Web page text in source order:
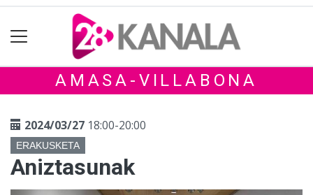
AMASA-VILLABONA
2024/03/27 18:00-20:00
ERAKUSKETA
Aniztasunak